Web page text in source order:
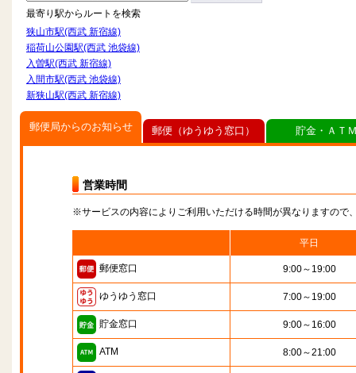
最寄り駅からルートを検索
狭山市駅(西武 新宿線)
稲荷山公園駅(西武 池袋線)
入曽駅(西武 新宿線)
入間市駅(西武 池袋線)
新狭山駅(西武 新宿線)
郵便局からのお知らせ
営業時間
※サービスの内容によりご利用いただける時間が異なりますので
平日
郵便窓口 9:00～19:00
ゆうゆう窓口 7:00～19:00
貯金窓口 9:00～16:00
ATM 8:00～21:00
郵便（ゆうゆう窓口） 貯金・ＡＴ